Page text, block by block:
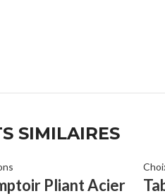
SIMILAIRES
Pliant Acier